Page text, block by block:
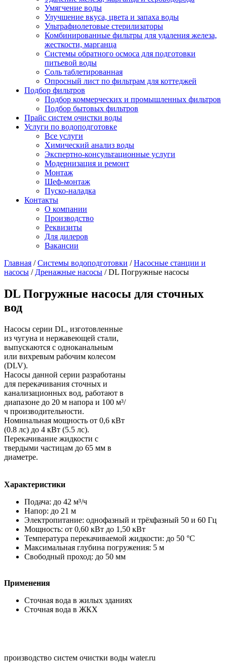
Умягчение воды
Улучшение вкуса, цвета и запаха воды
Ультрафиолетовые стерилизаторы
Комбинированные фильтры для удаления железа,
жесткости, марганца
Системы обратного осмоса для подготовки
питьевой воды
Соль таблетированная
Опросный лист по фильтрам для коттеджей
Подбор фильтров
Подбор коммерческих и промышленных фильтров
Подбор бытовых фильтров
Прайс систем очистки воды
Услуги по водоподготовке
Все услуги
Химический анализ воды
Экспертно-консультационные услуги
Модернизация и ремонт
Монтаж
Шеф-монтаж
Пуско-наладка
Контакты
О компании
Производство
Реквизиты
Для дилеров
Вакансии
Главная /Системы водоподготовки /Насосные станции и
насосы / Дренажные насосы /DL Погружные насосы
DL Погружные насосы для сточных
вод
Насосы серии DL, изготовленные
из чугуна и нержавеющей стали,
выпускаются с одноканальным
или вихревым рабочим колесом
(DLV).
Насосы данной серии разработаны
для перекачивания сточных и
канализационных вод, работают в
диапазоне до 20 м напора и 100 м³/
ч производительности.
Номинальная мощность от 0,6 кВт
(0.8 лс) до 4 кВт (5.5 лс).
Перекачивание жидкости с
твердыми частицам до 65 мм в
диаметре.
Характеристики
Подача: до 42 м³/ч
Напор: до 21 м
Электропитание: однофазный и трёхфазный 50 и 60 Гц
Мощность: от 0,60 кВт до 1,50 кВт
Температура перекачиваемой жидкости: до 50 °C
Максимальная глубина погружения: 5 м
Свободный проход: до 50 мм
Применения
Сточная вода в жилых зданиях
Сточная вода в ЖКХ
производство систем очистки воды water.ru